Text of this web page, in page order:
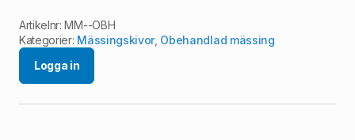
Artikelnr:MM--OBH
Kategorier: Mässingskivor, Obehandlad mässing
Logga in